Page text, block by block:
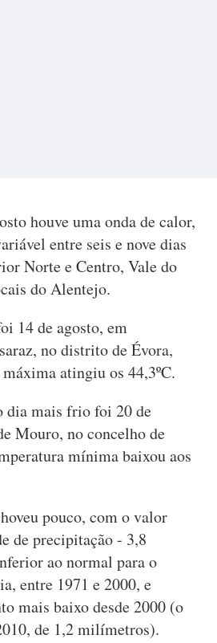
houve uma onda de calor,
entre seis e nove dias
Norte e Centro, Vale do
do Alentejo.
14 de agosto, em
no distrito de Évora,
atingiu os 44,3ºC.
dia mais frio foi 20 de
Mouro, no concelho de
mínima baixou aos
pouco, com o valor
de precipitação - 3,8
ao normal para o
entre 1971 e 2000, e
mais baixo desde 2000 (o
de 1,2 milímetros).